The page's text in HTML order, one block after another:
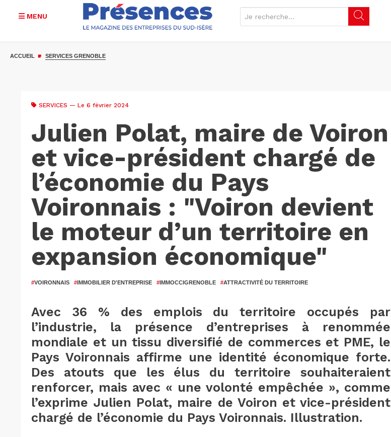
MENU
ACCUEIL SERVICES GRENOBLE
SERVICES — Le 6 février 2024
Julien Polat, maire de Voiron
et vice-président chargé de
l’économie du Pays
Voironnais : "Voiron devient
le moteur d’un territoire en
expansion économique"
#VOIRONNAIS #IMMOBILIER D'ENTREPRISE #IMMOCCIGRENOBLE #ATTRACTIVITÉ DU TERRITOIRE
Avec 36 % des emplois du territoire occupés par
l’industrie, la présence d’entreprises à renommée
mondiale et un tissu diversifié de commerces et PME, le
Pays Voironnais affirme une identité économique forte.
Des atouts que les élus du territoire souhaiteraient
renforcer, mais avec « une volonté empêchée », comme
l’exprime Julien Polat, maire de Voiron et vice-président
chargé de l’économie du Pays Voironnais. Illustration.